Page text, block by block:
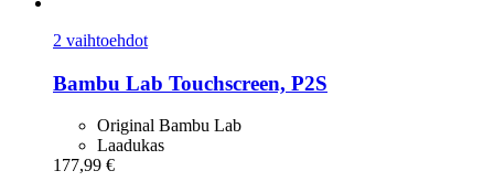
2 vaihtoehdot
Bambu Lab Touchscreen, P2S
Original Bambu Lab
Laadukas
177,99 €